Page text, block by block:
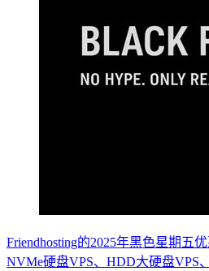
Friendhosting的2025年黑色星期五
NVMe硬盘VPS、HDD大硬盘VPS